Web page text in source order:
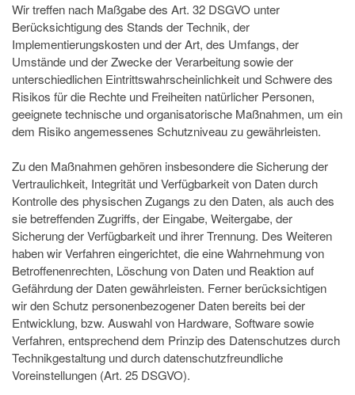
Wir treffen nach Maßgabe des Art. 32 DSGVO unter
Berücksichtigung des Stands der Technik, der
Implementierungskosten und der Art, des Umfangs, der
Umstände und der Zwecke der Verarbeitung sowie der
unterschiedlichen Eintrittswahrscheinlichkeit und Schwere des
Risikos für die Rechte und Freiheiten natürlicher Personen,
geeignete technische und organisatorische Maßnahmen, um ein
dem Risiko angemessenes Schutzniveau zu gewährleisten.
Zu den Maßnahmen gehören insbesondere die Sicherung der
Vertraulichkeit, Integrität und Verfügbarkeit von Daten durch
Kontrolle des physischen Zugangs zu den Daten, als auch des
sie betreffenden Zugriffs, der Eingabe, Weitergabe, der
Sicherung der Verfügbarkeit und ihrer Trennung. Des Weiteren
haben wir Verfahren eingerichtet, die eine Wahrnehmung von
Betroffenenrechten, Löschung von Daten und Reaktion auf
Gefährdung der Daten gewährleisten. Ferner berücksichtigen
wir den Schutz personenbezogener Daten bereits bei der
Entwicklung, bzw. Auswahl von Hardware, Software sowie
Verfahren, entsprechend dem Prinzip des Datenschutzes durch
Technikgestaltung und durch datenschutzfreundliche
Voreinstellungen (Art. 25 DSGVO).